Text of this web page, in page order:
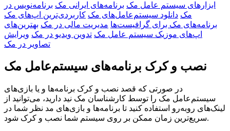
چرا مک نید را انتخاب کنید؟
🔹 تنوع بی‌نظیر: دسترسی به هزاران برنامه در دسته‌بندی‌های
مختلف برای هر نوع نیاز
🔹 راهنمای نصب کامل: آموزش قدم‌به‌قدم متنی و ویدیویی برای هر
برنامه
🔹 پشتیبانی اختصاصی و نصب رایگان: اگر به مشکلی برخوردید، تیم
ما همراه شماست
تجربه‌ها و پرسش و پاسخ
🔹 بروزرسانی مداوم: اضافه شدن برنامه‌های جدید و محبوب
به‌صورت منظم
ابزار‌های سیستم عامل مک برنامه‌های ایرانی مک برنامه‌نویس در
مک دانلود سیستم‌عامل‌های مک کاربردی‌ترین اپ‌های مک
برنامه‌های مک برای گرافیست‌ها مدیریت مالی در مک بهترین‌های
اپ‌های موزیک سیستم عامل مک تدوین ویدیو در مک ویرایش
تصاویر در مک
نصب و کرک برنامه‌های سیستم‌عامل مک
در صورتی که قصد نصب و کرک برنامه‌ها و یا بازی‌های
سیستم‌عامل مک را توسط کارشناسان مک نید دارید، می‌توانید از
لینک‌های رو‌به‌رو استفاده کنید تا برنامه‌ها و بازی‌های مد نظر شما در
سریع‌ترین زمان ممکن بر روی سیستم شما نصب و کرک شود.